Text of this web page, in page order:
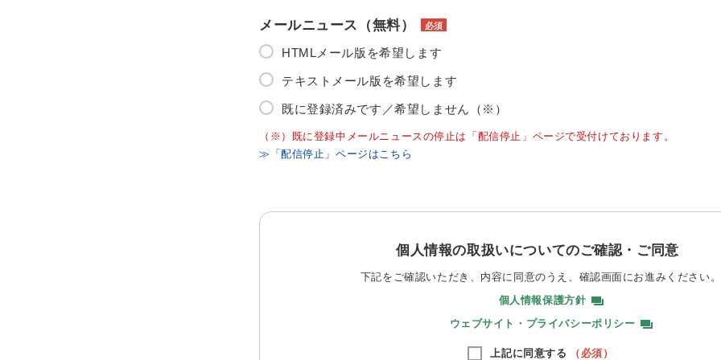
メールニュース（無料） 必須
HTMLメール版を希望します
テキストメール版を希望します
既に登録済みです／希望しません（※）
（※）既に登録中メールニュースの停止は「配信停止」ページで受付けております。
≫「配信停止」ページはこちら
個人情報の取扱いについてのご確認・ご同意
下記をご確認いただき、内容に同意のうえ、 確認画面にお進みください。
個人情報保護方針
ウェブサイト・プライバシーポリシー
上記に同意する （必須）